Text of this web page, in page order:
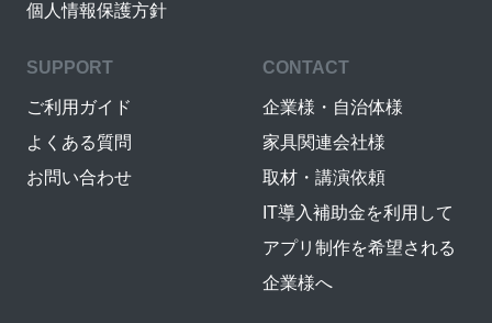
個人情報保護方針
SUPPORT
ご利用ガイド
よくある質問
お問い合わせ
CONTACT
企業様・自治体様
家具関連会社様
取材・講演依頼
IT導入補助金を利用して
アプリ制作を希望される
企業様へ